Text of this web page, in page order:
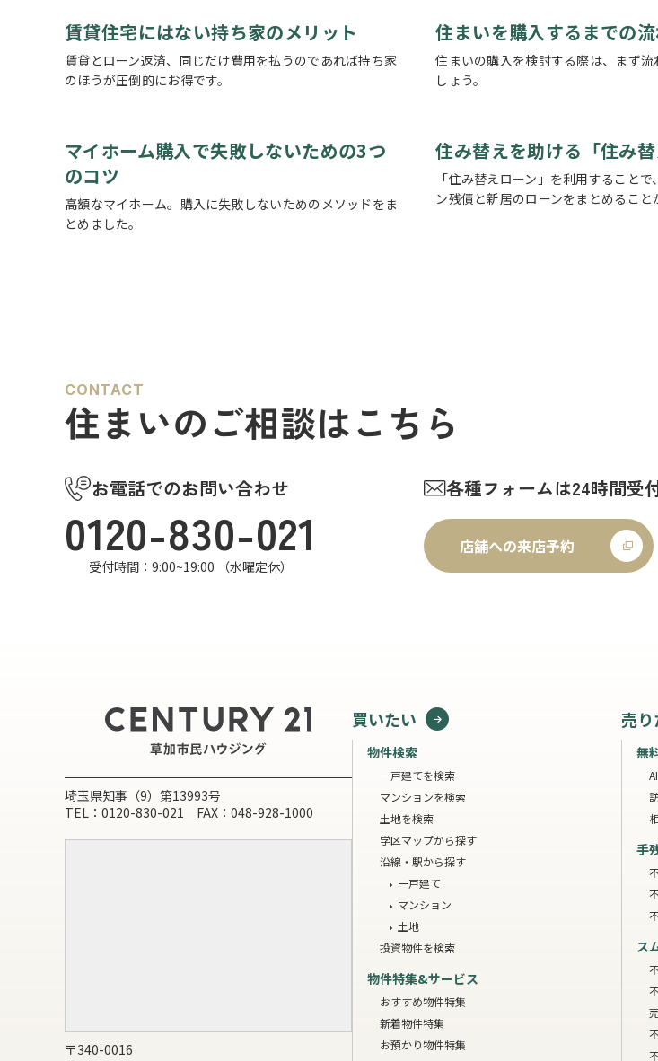
賃貸住宅にはない持ち家のメリット
賃貸とローン返済、同じだけ費用を払うのであれば持ち家
のほうが圧倒的にお得です。
住まいを購入するまでの
住まいの購入を検討する際は、まず流
しょう。
マイホーム購入で失敗しないための3つ
のコツ
高額なマイホーム。購入に失敗しないためのメソッドをま
とめました。
住み替えを助ける「住み替
「住み替えローン」を利用すること
ン残債と新居のローンをまとめること
CONTACT
住まいのご相談はこちら
お電話でのお問い合わせ
0120-830-021
受付時間：9:00~19:00 （水曜定休）
各種フォームは24時間受
店舗への来店予約
埼玉県知事（9）第13993号
TEL：0120-830-021 FAX：048-928-1000
〒340-0016
買いたい
物件検索
一戸建てを検索
マンションを検索
土地を検索
学区マップから探す
沿線・駅から探す
一戸建て
マンション
土地
投資物件を検索
物件特集&サービス
おすすめ物件特集
新着物件特集
お預かり物件特集
売
無
手
ス